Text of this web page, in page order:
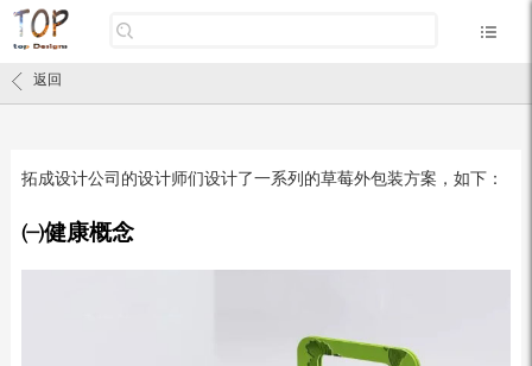
返回
拓成设计公司的设计师们设计了一系列的草莓外包装方案，如下：
㈠健康概念